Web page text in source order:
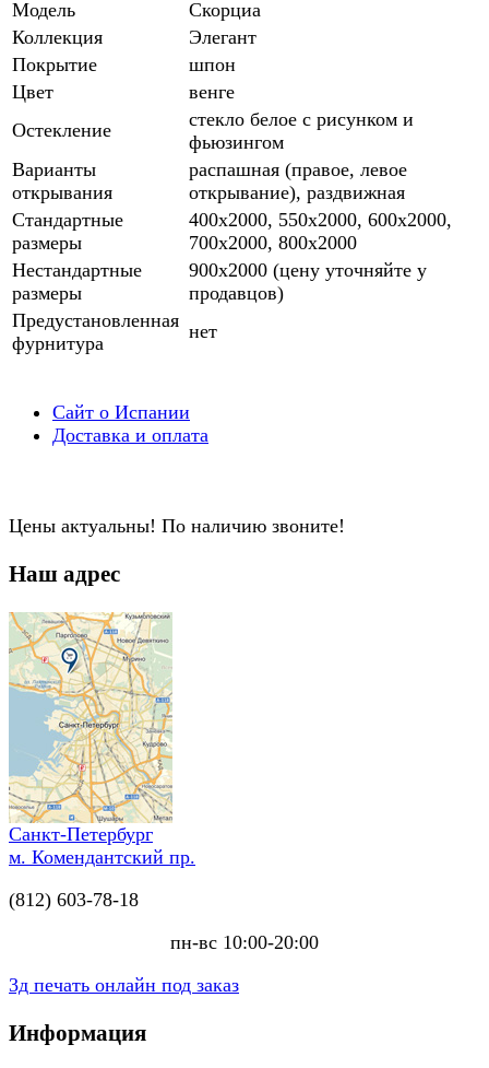
Модель
Скорциа
Коллекция
Элегант
Покрытие
шпон
Цвет
венге
Остекление
стекло белое с рисунком и
фьюзингом
Варианты
открывания
распашная (правое, левое
открывание), раздвижная
Стандартные
размеры
400х2000, 550х2000, 600х2000,
700х2000, 800х2000
Нестандартные
размеры
900х2000 (цену уточняйте у
продавцов)
Предустановленная
фурнитура
нет
Сайт о Испании
Доставка и оплата
Цены актуальны! По наличию звоните!
Наш адрес
Санкт-Петербург
м. Комендантский пр.
(812) 603-78-18
пн-вс 10:00-20:00
3д печать онлайн под заказ
Информация